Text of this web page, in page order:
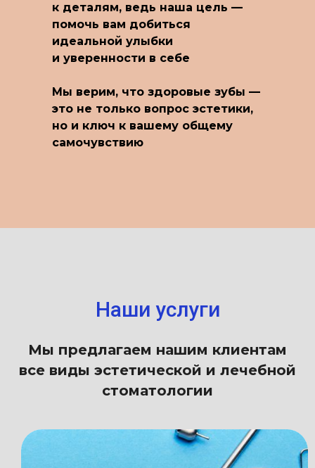
к деталям, ведь наша цель —
помочь вам добиться
идеальной улыбки
и уверенности в себе
Мы верим, что здоровые зубы —
это не только вопрос эстетики,
но и ключ к вашему общему
самочувствию
Наши услуги
Мы предлагаем нашим клиентам
все виды эстетической и лечебной
стоматологии